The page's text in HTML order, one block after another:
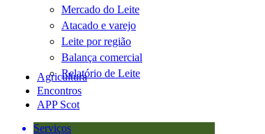
Mercado do Leite
Atacado e varejo
Leite por região
Balança comercial
Relatório de Leite
Agricultura
Encontros
APP Scot
Serviços